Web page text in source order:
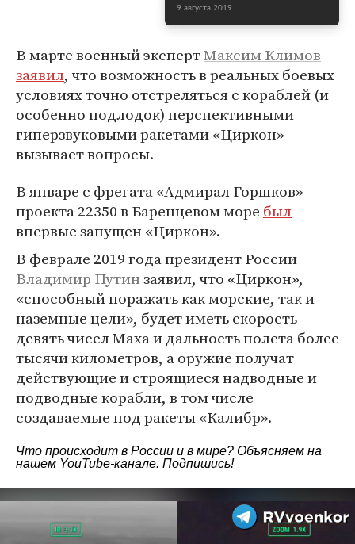
9 августа 2019
В марте военный экспертМаксим Климов
заявил, что возможность в реальных боевых
условиях точно отстреляться с кораблей (и
особенно подлодок) перспективными
гиперзвуковыми ракетами «Циркон»
вызывает вопросы.
В январе с фрегата «Адмирал Горшков»
проекта 22350 в Баренцевом море был
впервые запущен «Циркон».
В феврале 2019 года президент России
Владимир Путинзаявил, что «Циркон»,
«способный поражать как морские, так и
наземные цели», будет иметь скорость
девять чисел Маха и дальность полета более
тысячи километров, а оружие получат
действующие и строящиеся надводные и
подводные корабли, в том числе
создаваемые под ракеты «Калибр».
Что происходит в России и в мире? Объясняем на
нашем YouTube-канале. Подпишись!